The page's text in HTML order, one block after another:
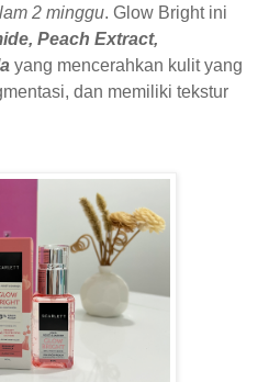
2 minggu. Glow Bright ini
Peach Extract,
yang mencerahkan kulit yang
dan memiliki tekstur